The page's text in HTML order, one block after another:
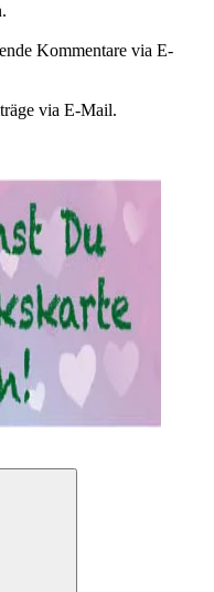
Kommentare via E-
via E-Mail.